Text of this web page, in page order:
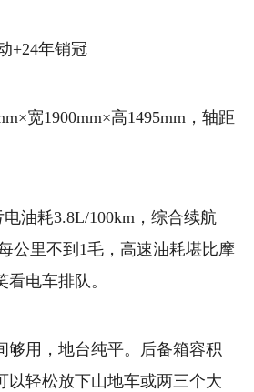
+24年销冠
宽1900mm×高1495mm，轴距
油耗3.8L/100km，综合续航
公里不到1毛，高速油耗堪比摩
电车排队。
够用，地台纯平。后备箱容积
以轻松放下山地车或两三个大